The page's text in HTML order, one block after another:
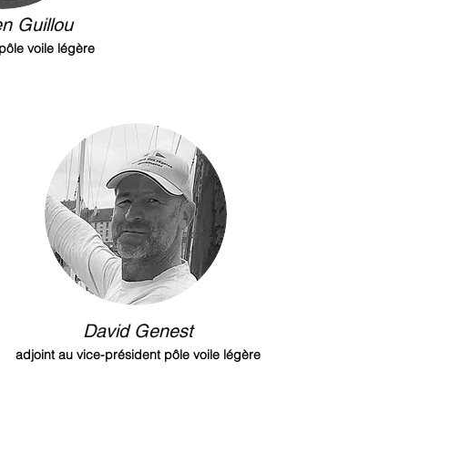
Guillou
voile légère
David Genest
adjoint au vice-président pôle voile légère